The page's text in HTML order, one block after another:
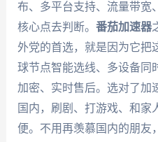
布、多平台支持、流量带宽
核心点去判断。 番茄加速器
外党的首选，就是因为它
球节点智能选线、多设备同
加密、实时售后。选对了加
国内，刷剧、打游戏、和家
便。不用再羡慕国内的朋友